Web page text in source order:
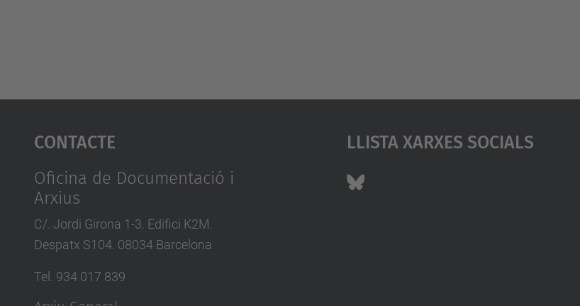
Contacte
Oficina de Documentació i
Arxius
C/. Jordi Girona 1-3. Edifici K2M.
Despatx S104. 08034 Barcelona
Tel. 934 017 839
Llista Xarxes Socials